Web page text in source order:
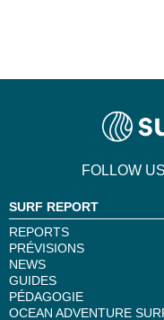
FOLLOW
SURF REPORT
REPORTS
PRÉVISIONS
NEWS
GUIDES
PÉDAGOGIE
OCEAN ADVENTURE